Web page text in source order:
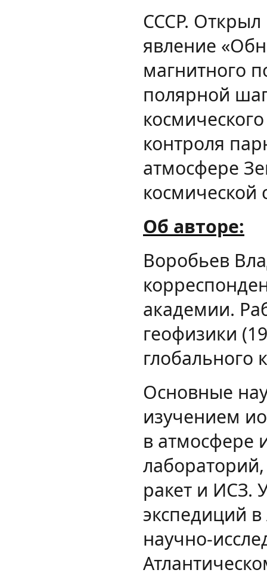
СССР. Открыл
явление
магнитного
полярной
контроля
атмосфере
космической
Об авторе:
Воробьев
академии.
геофизики
глобального
Основные
изучением
в атмосфере
ракет и ИСЗ.
экспедиций
научно-